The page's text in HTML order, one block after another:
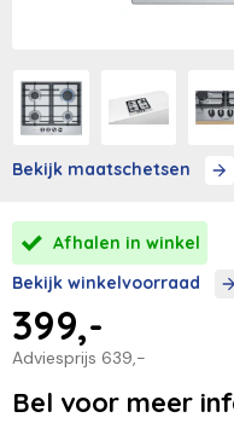
Bekijk maatschetsen
Afhalen in winkel
Bekijk winkelvoorraad
Adviesprijs 639,-
399,-
Bel voor meer